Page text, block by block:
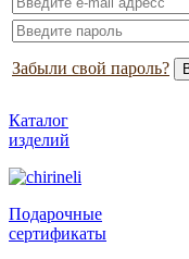
Забыли свой пароль?
Каталог
изделий
Подарочные
сертификаты